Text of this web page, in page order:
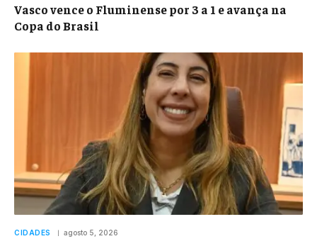
Vasco vence o Fluminense por 3 a 1 e avança na
Copa do Brasil
CIDADES agosto 5, 2026